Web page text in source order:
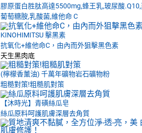
膠原蛋白胜肽高達5500mg,蜂王乳,玻尿酸
蔔萄糖胺,乳酸菌,維他命 C
KINOHIMITSU 擊黑素
抗氧化+維他命C，由內而外狙擊黑色素
天生黑肉底
(檸檬香薰油) 千萬年礦物岩石礦物粉
粗糙對策!粗糙肌對策
【沐時光】青磺絲瓜皂
絲瓜原料呵護肌膚深層去角質